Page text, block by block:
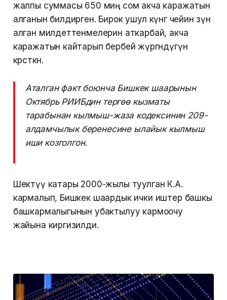
жалпы суммасы 650 миң сом акча каражатын
алганын билдирген. Бирок ушул күнгө чейин өзүнө
алган милдеттенмелерин аткарбай, акча
каражатын кайтарып бербей жүргөндүгүн
көрсөткөн.
Аталган факт боюнча Бишкек шаарынын
Октябрь РИИБдин тергөө кызматы
тарабынан кылмыш-жаза кодексинин 209-
алдамчылык беренесине ылайык кылмыш
иши козголгон.
Шектүү катары 2000-жылы туулган К.А.
кармалып, Бишкек шаардык ички иштер башкы
башкармалыгынын убактылуу кармоочу
жайына киргизилди.